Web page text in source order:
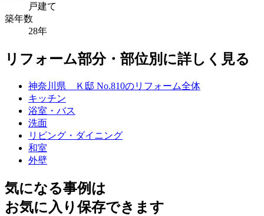
戸建て
築年数
28年
リフォーム部分・部位別に詳しく見る
神奈川県 Ｋ邸 No.810のリフォーム全体
キッチン
浴室・バス
洗面
リビング・ダイニング
和室
外壁
気になる事例は
お気に入り保存できます